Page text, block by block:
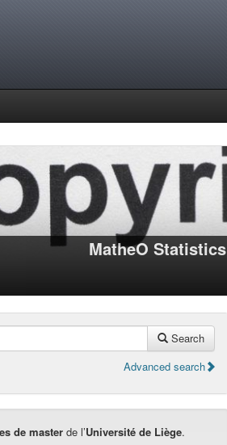
MatheO Statistics
Search
Advanced search
de master de l’Université de Liège.